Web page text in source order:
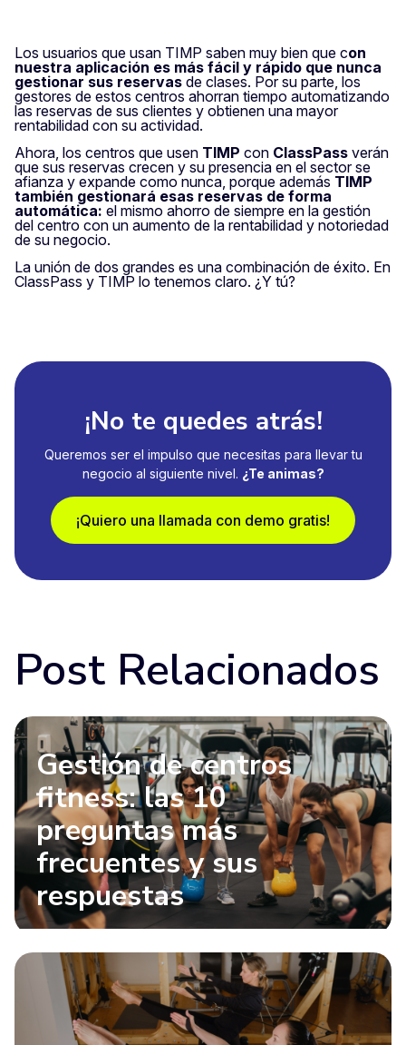
Los usuarios que usan TIMP saben muy bien que con
nuestra aplicación es más fácil y rápido que nunca
gestionar sus reservas de clases. Por su parte, los
gestores de estos centros ahorran tiempo automatizando
las reservas de sus clientes y obtienen una mayor
rentabilidad con su actividad.
Ahora, los centros que usen TIMP con ClassPass verán
que sus reservas crecen y su presencia en el sector se
afianza y expande como nunca, porque además TIMP
también gestionará esas reservas de forma
automática: el mismo ahorro de siempre en la gestión
del centro con un aumento de la rentabilidad y notoriedad
de su negocio.
La unión de dos grandes es una combinación de éxito. En
ClassPass y TIMP lo tenemos claro. ¿Y tú?
¡No te quedes atrás!
Queremos ser el impulso que necesitas para llevar tu
negocio al siguiente nivel. ¿Te animas?
¡Quiero una llamada con demo gratis!
Post Relacionados
Gestión de centros
fitness: las 10
preguntas más
frecuentes y sus
respuestas